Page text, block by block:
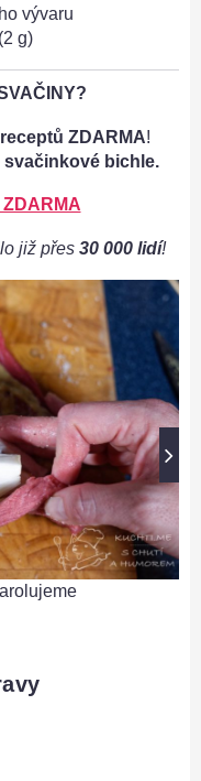
vývaru
g)
ZDARMA!
svačinkové bichle.
již přes 30 000 lidí!